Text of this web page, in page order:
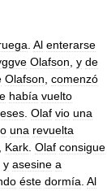
. Al enterarse
Olafson, y de
Olafson, comenzó
había vuelto
. Olaf vio una
una revuelta
, Kark. Olaf consigue
y asesine a
éste dormía. Al